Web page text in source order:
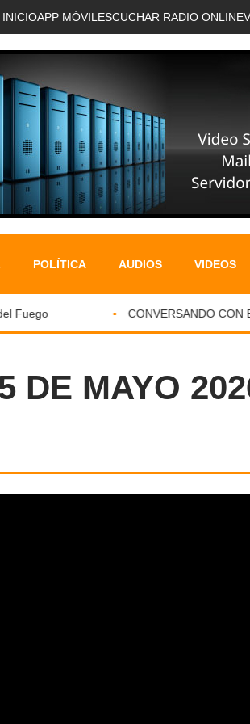
INICIOAPP MÓVIL ESCUCHAR RADIO ONLINE
POLÍTICA AUDIOS VIDEOS
CONVERSANDO CON
DE MAYO